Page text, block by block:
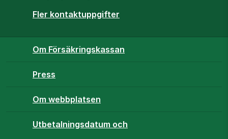
Fler kontaktuppgifter
Om Försäkringskassan
Press
Om webbplatsen
Utbetalningsdatum och